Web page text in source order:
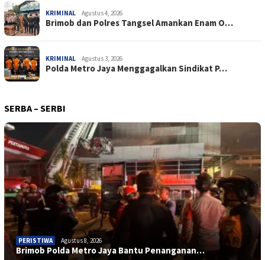
KRIMINAL Agustus 4, 2026
Brimob dan Polres Tangsel Amankan Enam O…
KRIMINAL Agustus 3, 2026
Polda Metro Jaya Menggagalkan Sindikat P…
SERBA – SERBI
PERISTIWA Agustus 8, 2026
Brimob Polda Metro Jaya Bantu Penanganan…